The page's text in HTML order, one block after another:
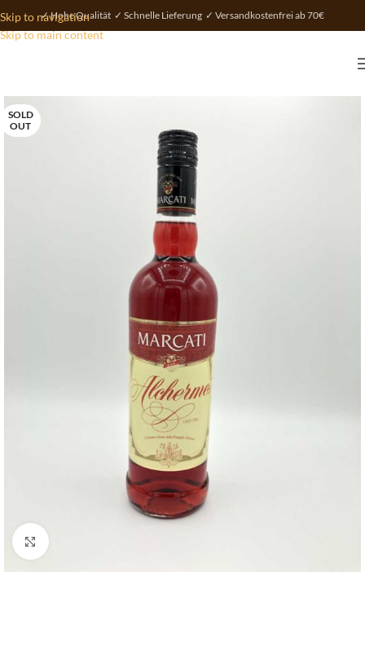
Skip to navigation
Skip to main content
✓ Hohe Qualität ✓ Schnelle Lieferung ✓ Versandkostenfrei ab 70€
SOLD
OUT
vergrößern